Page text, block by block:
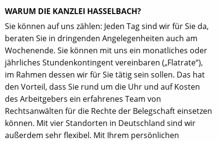
WARUM DIE KANZLEI HASSELBACH?
Sie können auf uns zählen: Jeden Tag sind wir für Sie da,
beraten Sie in dringenden Angelegenheiten auch am
Wochenende. Sie können mit uns ein monatliches oder
jährliches Stundenkontingent vereinbaren („Flatrate“),
im Rahmen dessen wir für Sie tätig sein sollen. Das hat
den Vorteil, dass Sie rund um die Uhr und auf Kosten
des Arbeitgebers ein erfahrenes Team von
Rechtsanwälten für die Rechte der Belegschaft einsetzen
können. Mit vier Standorten in Deutschland sind wir
außerdem sehr flexibel. Mit Ihrem persönlichen